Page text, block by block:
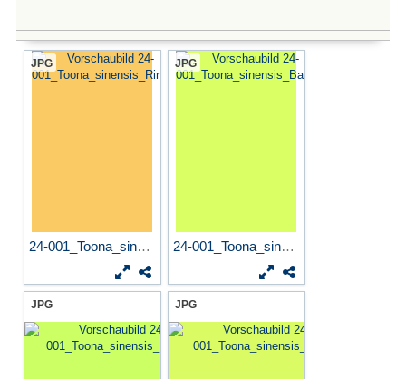
JPG
24-001_Toona_sinensis_Rinde
JPG
24-001_Toona_sinensis_Baum
JPG JPG